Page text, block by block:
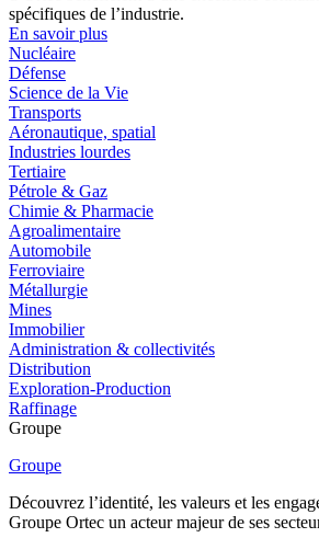
spécifiques de l’industrie.
En savoir plus
Nucléaire
Défense
Science de la Vie
Transports
Aéronautique, spatial
Industries lourdes
Tertiaire
Pétrole & Gaz
Chimie & Pharmacie
Agroalimentaire
Automobile
Ferroviaire
Métallurgie
Mines
Immobilier
Administration & collectivités
Distribution
Exploration-Production
Raffinage
Groupe
Groupe
Découvrez l’identité, les valeurs et les
Groupe Ortec un acteur majeur de ses